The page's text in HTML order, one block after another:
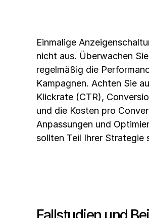
Einmalige
nicht aus. Überwachen Sie
regelmäßig die
Kampagnen. Achten Sie
Klickrate (CTR),
und die Kosten pro
Anpassungen und
sollten Teil Ihrer Strategie